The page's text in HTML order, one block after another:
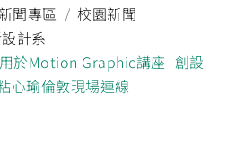
聞專區
校園新聞
計系
於Motion Graphic講座 -創設
心瑜倫敦現場連線